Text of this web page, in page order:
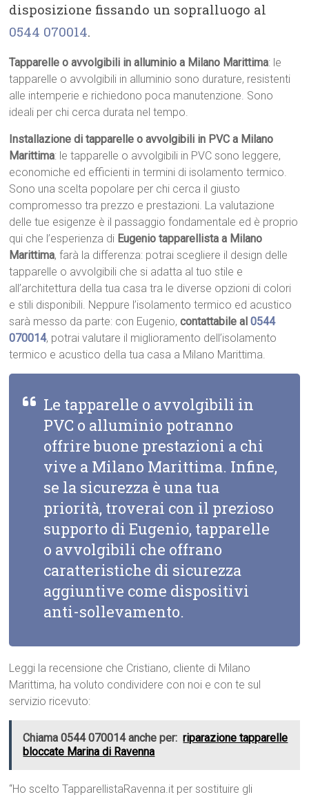
disposizione fissando un sopralluogo al
0544 070014.
Tapparelle o avvolgibili in alluminio a Milano Marittima: le
tapparelle o avvolgibili in alluminio sono durature, resistenti
alle intemperie e richiedono poca manutenzione. Sono
ideali per chi cerca durata nel tempo.
Installazione di tapparelle o avvolgibili in PVC a Milano
Marittima: le tapparelle o avvolgibili in PVC sono leggere,
economiche ed efficienti in termini di isolamento termico.
Sono una scelta popolare per chi cerca il giusto
compromesso tra prezzo e prestazioni. La valutazione
delle tue esigenze è il passaggio fondamentale ed è proprio
qui che l’esperienza di Eugenio tapparellista a Milano
Marittima, farà la differenza: potrai scegliere il design delle
tapparelle o avvolgibili che si adatta al tuo stile e
all’architettura della tua casa tra le diverse opzioni di colori
e stili disponibili. Neppure l’isolamento termico ed acustico
sarà messo da parte: con Eugenio,contattabile al0544
070014, potrai valutare il miglioramento dell’isolamento
termico e acustico della tua casa a Milano Marittima.
Le tapparelle o avvolgibili in
PVC o alluminio potranno
offrire buone prestazioni a chi
vive a Milano Marittima. Infine,
se la sicurezza è una tua
priorità, troverai con il prezioso
supporto di Eugenio, tapparelle
o avvolgibili che offrano
caratteristiche di sicurezza
aggiuntive come dispositivi
anti-sollevamento.
Leggi la recensione che Cristiano, cliente di Milano
Marittima, ha voluto condividere con noi e con te sul
servizio ricevuto:
Chiama 0544 070014 anche per: riparazione tapparelle
bloccate Marina di Ravenna
“Ho scelto TapparellistaRavenna.it per sostituire gli